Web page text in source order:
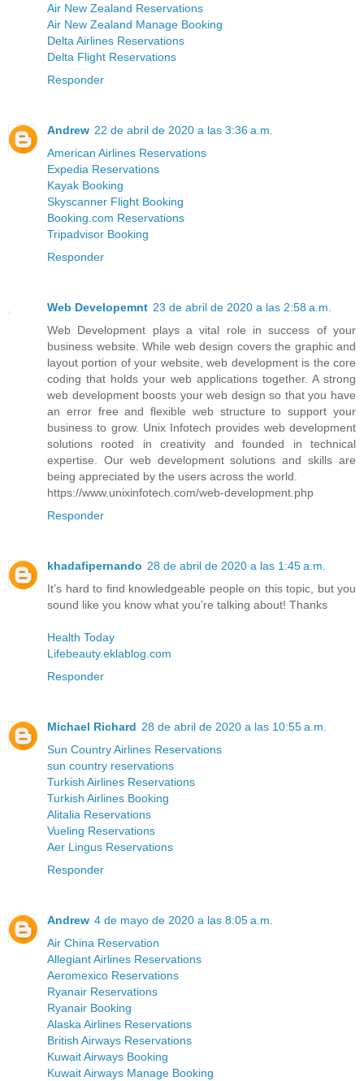
Air New Zealand Reservations
Air New Zealand Manage Booking
Delta Airlines Reservations
Delta Flight Reservations
Responder
Andrew 22 de abril de 2020 a las 3:36 a.m.
American Airlines Reservations
Expedia Reservations
Kayak Booking
Skyscanner Flight Booking
Booking.com Reservations
Tripadvisor Booking
Responder
Web Developemnt 23 de abril de 2020 a las 2:58 a.m.
Web Development plays a vital role in success of your
business website. While web design covers the graphic and
layout portion of your website, web development is the core
coding that holds your web applications together. A strong
web development boosts your web design so that you have
an error free and flexible web structure to support your
business to grow. Unix Infotech provides web development
solutions rooted in creativity and founded in technical
expertise. Our web development solutions and skills are
being appreciated by the users across the world.
https://www.unixinfotech.com/web-development.php
Responder
khadafipernando 28 de abril de 2020 a las 1:45 a.m.
It’s hard to find knowledgeable people on this topic, but you
sound like you know what you’re talking about! Thanks
Health Today
Lifebeauty.eklablog.com
Responder
Michael Richard 28 de abril de 2020 a las 10:55 a.m.
Sun Country Airlines Reservations
sun country reservations
Turkish Airlines Reservations
Turkish Airlines Booking
Alitalia Reservations
Vueling Reservations
Aer Lingus Reservations
Responder
Andrew 4 de mayo de 2020 a las 8:05 a.m.
Air China Reservation
Allegiant Airlines Reservations
Aeromexico Reservations
Ryanair Reservations
Ryanair Booking
Alaska Airlines Reservations
British Airways Reservations
Kuwait Airways Booking
Kuwait Airways Manage Booking